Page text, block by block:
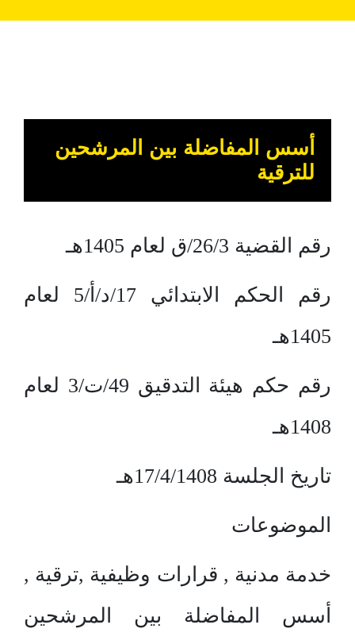
أسس المفاضلة بين المرشحين
للترقية
رقم القضية 26/3/ق لعام 1405هـ
رقم الحكم الابتدائي 17/د/أ/5 لعام
1405هـ
رقم حكم هيئة التدقيق 49/ت/3 لعام
1408هـ
تاريخ الجلسة 17/4/1408هـ
الموضوعات
خدمة مدنية , قرارات وظيفية ,ترقية ,
أسس المفاضلة بين المرشحين